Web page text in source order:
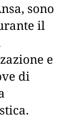
sono
il
e
di